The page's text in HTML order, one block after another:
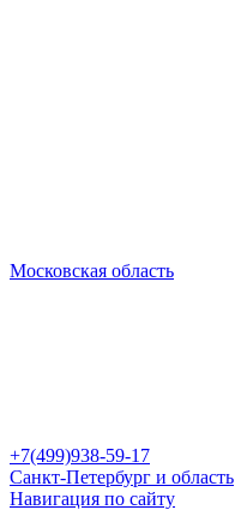
Московская область
+7(499)938-59-17
Санкт-Петербург и область
Навигация по сайту